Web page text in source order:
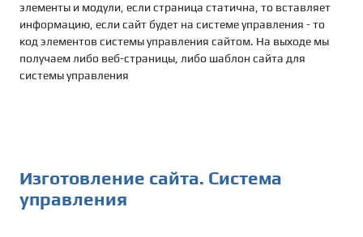
элементы и модули, если страница статична, то вставляет
информацию, если сайт будет на системе управления - то
код элементов системы управления сайтом. На выходе мы
получаем либо веб-страницы, либо шаблон сайта для
системы управления
Изготовление сайта. Система
управления